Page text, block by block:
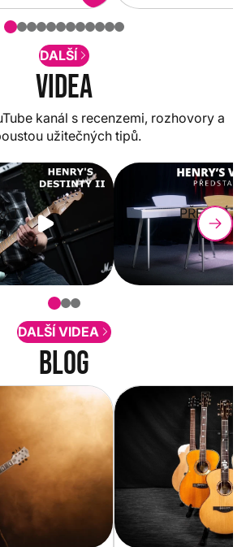
DALŠÍ
Videa
kanál s recenzemi, rozhovory a
užitečných tipů.
PŘEHRÁT
VIDEO
DALŠÍ VIDEA
Blog
shopu Music
Jak vybrat